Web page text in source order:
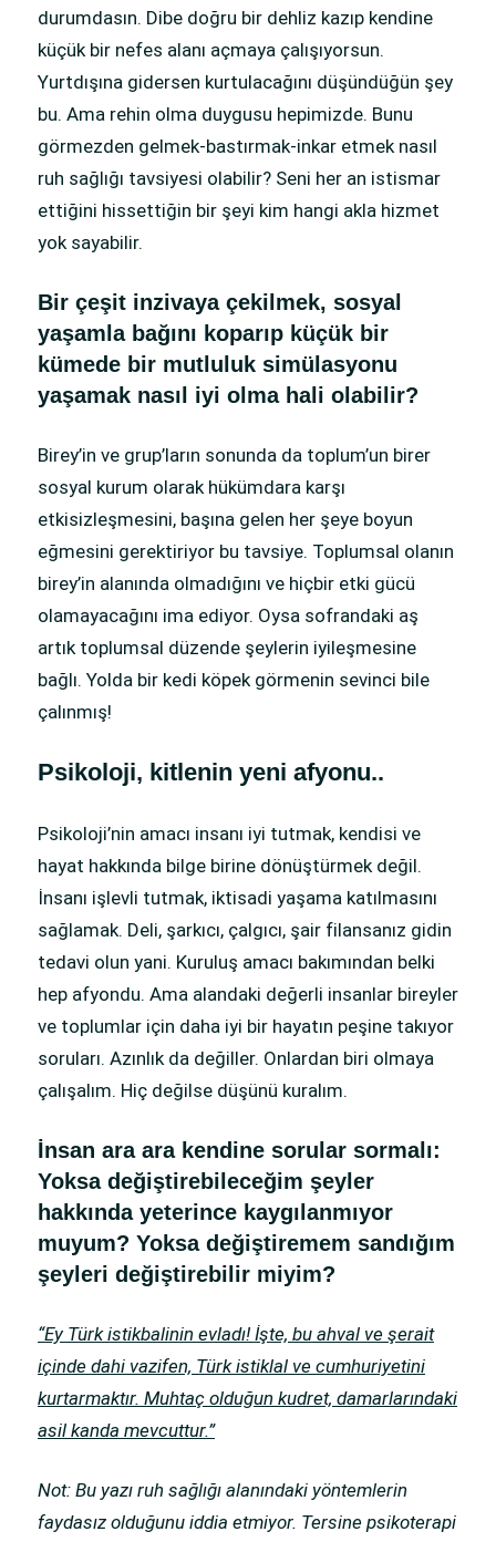
durumdasın. Dibe doğru bir dehliz kazıp kendine
küçük bir nefes alanı açmaya çalışıyorsun.
Yurtdışına gidersen kurtulacağını düşündüğün şey
bu. Ama rehin olma duygusu hepimizde. Bunu
görmezden gelmek-bastırmak-inkar etmek nasıl
ruh sağlığı tavsiyesi olabilir? Seni her an istismar
ettiğini hissettiğin bir şeyi kim hangi akla hizmet
yok sayabilir.
Bir çeşit inzivaya çekilmek, sosyal
yaşamla bağını koparıp küçük bir
kümede bir mutluluk simülasyonu
yaşamak nasıl iyi olma hali olabilir?
Birey’in ve grup’ların sonunda da toplum’un birer
sosyal kurum olarak hükümdara karşı
etkisizleşmesini, başına gelen her şeye boyun
eğmesini gerektiriyor bu tavsiye. Toplumsal olanın
birey’in alanında olmadığını ve hiçbir etki gücü
olamayacağını ima ediyor. Oysa sofrandaki aş
artık toplumsal düzende şeylerin iyileşmesine
bağlı. Yolda bir kedi köpek görmenin sevinci bile
çalınmış!
Psikoloji, kitlenin yeni afyonu..
Psikoloji’nin amacı insanı iyi tutmak, kendisi ve
hayat hakkında bilge birine dönüştürmek değil.
İnsanı işlevli tutmak, iktisadi yaşama katılmasını
sağlamak. Deli, şarkıcı, çalgıcı, şair filansanız gidin
tedavi olun yani. Kuruluş amacı bakımından belki
hep afyondu. Ama alandaki değerli insanlar bireyler
ve toplumlar için daha iyi bir hayatın peşine takıyor
soruları. Azınlık da değiller. Onlardan biri olmaya
çalışalım. Hiç değilse düşünü kuralım.
İnsan ara ara kendine sorular sormalı:
Yoksa değiştirebileceğim şeyler
hakkında yeterince kaygılanmıyor
muyum? Yoksa değiştiremem sandığım
şeyleri değiştirebilir miyim?
“Ey Türk istikbalinin evladı! İşte, bu ahval ve şerait
içinde dahi vazifen, Türk istiklal ve cumhuriyetini
kurtarmaktır. Muhtaç olduğun kudret, damarlarındaki
asil kanda mevcuttur.”
Not: Bu yazı ruh sağlığı alanındaki yöntemlerin
faydasız olduğunu iddia etmiyor. Tersine psikoterapi